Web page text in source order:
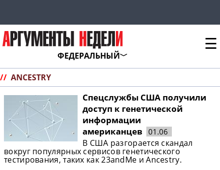
ФЕДЕРАЛЬНЫЙ
☰
// ANCESTRY
Спецслужбы США получили
доступ к генетической
информации
американцев 01.06
В США разгорается скандал
вокруг популярных сервисов генетического
тестирования, таких как 23andMe и Ancestry.